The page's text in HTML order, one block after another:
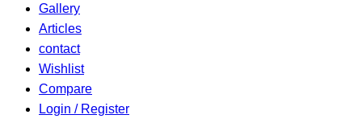
Gallery
Articles
contact
Wishlist
Compare
Login / Register